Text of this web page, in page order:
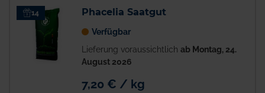
14 Phacelia Saatgut
Verfügbar
Lieferung voraussichtlich ab Montag, 24.
August 2026
7,20 € / kg